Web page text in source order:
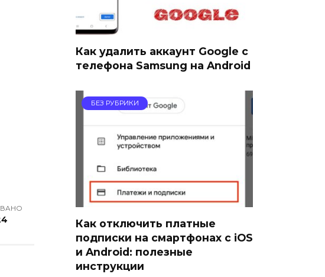
Как удалить аккаунт Google с
телефона Samsung на Android
БЕЗ РУБРИКИ
Как отключить платные
подписки на смартфонах с iOS
и Android: полезные
инструкции